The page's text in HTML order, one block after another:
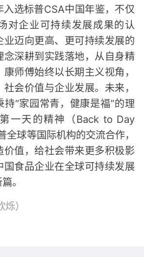
选标普CSA中国年鉴，不仅
对企业可持续发展成果的认
业迈向更高、更可持续发展的
深耕到实践落地，从自身精
师傅始终以长期主义视角，
会价值与企业发展。未来，
“家园常青，健康是福”的理
一天的精神（Back to Day
全球等国际机构的交流合作，
价值，给社会带来更多积极影
国食品企业在全球可持续发展
。
烁）